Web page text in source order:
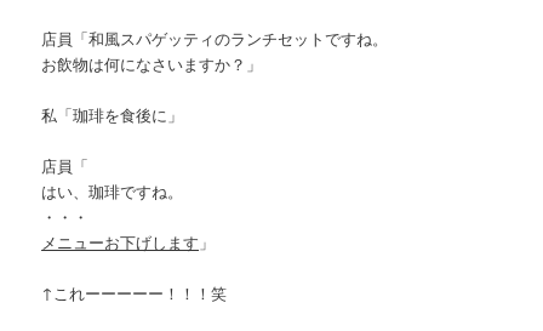
店員「和風スパゲッティのランチセットですね。
お飲物は何になさいますか？」
私「珈琲を食後に」
店員「
はい、珈琲ですね。
・・・
メニューお下げします 」
↑これーーーーー！！！笑